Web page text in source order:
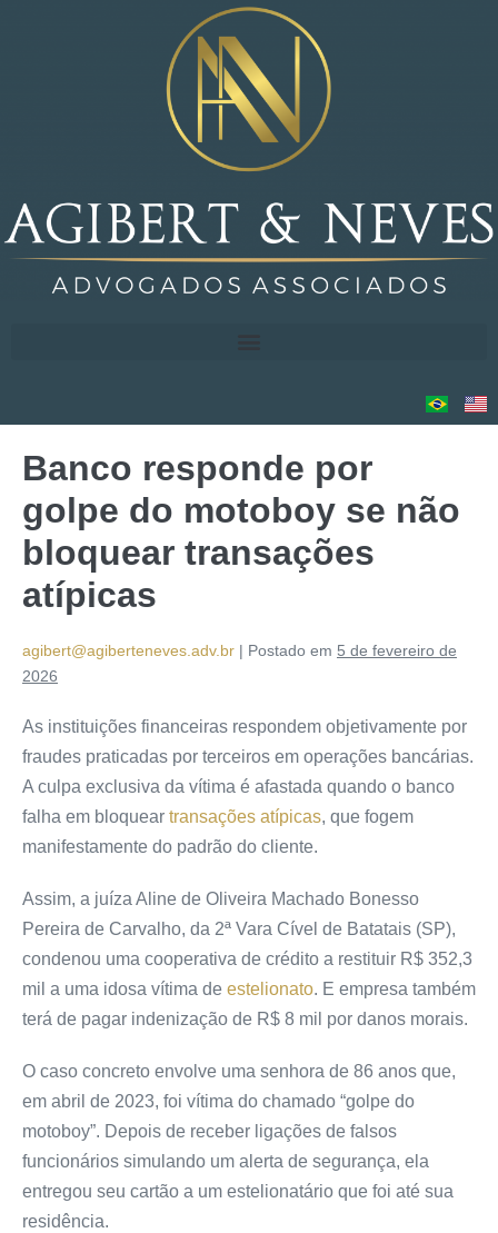
Banco responde por
golpe do motoboy se não
bloquear transações
atípicas
agibert@agiberteneves.adv.br | Postado em 5 de fevereiro de
2026
As instituições financeiras respondem objetivamente por
fraudes praticadas por terceiros em operações bancárias.
A culpa exclusiva da vítima é afastada quando o banco
falha em bloquear transações atípicas, que fogem
manifestamente do padrão do cliente.
Assim, a juíza Aline de Oliveira Machado Bonesso
Pereira de Carvalho, da 2ª Vara Cível de Batatais (SP),
condenou uma cooperativa de crédito a restituir R$ 352,3
mil a uma idosa vítima de estelionato. E empresa também
terá de pagar indenização de R$ 8 mil por danos morais.
O caso concreto envolve uma senhora de 86 anos que,
em abril de 2023, foi vítima do chamado “golpe do
motoboy”. Depois de receber ligações de falsos
funcionários simulando um alerta de segurança, ela
entregou seu cartão a um estelionatário que foi até sua
residência.